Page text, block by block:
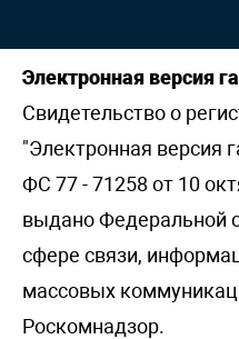
Электронная версия
Свидетельство о
"Электронная версия
ФС 77 - 71258 от 10
выдано Федеральной
сфере связи,
массовых
Роскомнадзор.